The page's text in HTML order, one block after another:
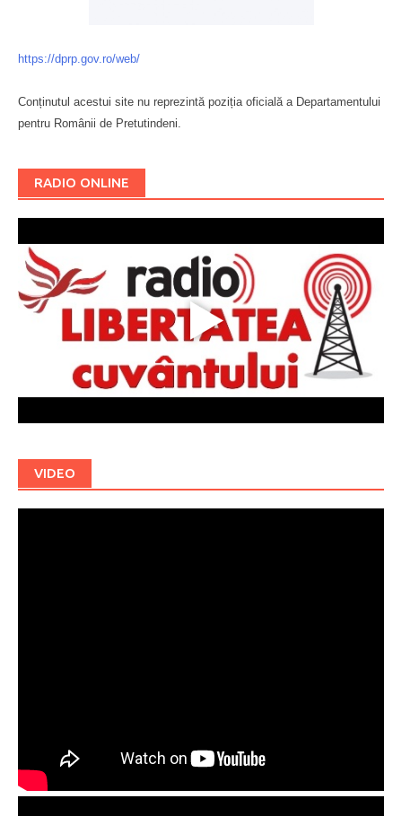
https://dprp.gov.ro/web/
Conținutul acestui site nu reprezintă poziția oficială a Departamentului
pentru Românii de Pretutindeni.
RADIO ONLINE
VIDEO